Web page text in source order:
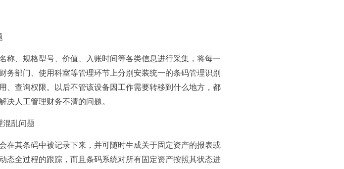
称、规格型号、价值、入账时间等各类信息进行采集，将每一
部门、使用科室等管理环节上分别安装统一的条码管理识别
、查询权限。以后不管该设备因工作需要转移到什么地方，都
决人工管理财务不清的问题。
混乱问题
在其条码中被记录下来，并可随时生成关于固定资产的报表或
态全过程的跟踪，而且条码系统对所有固定资产按照其状态进